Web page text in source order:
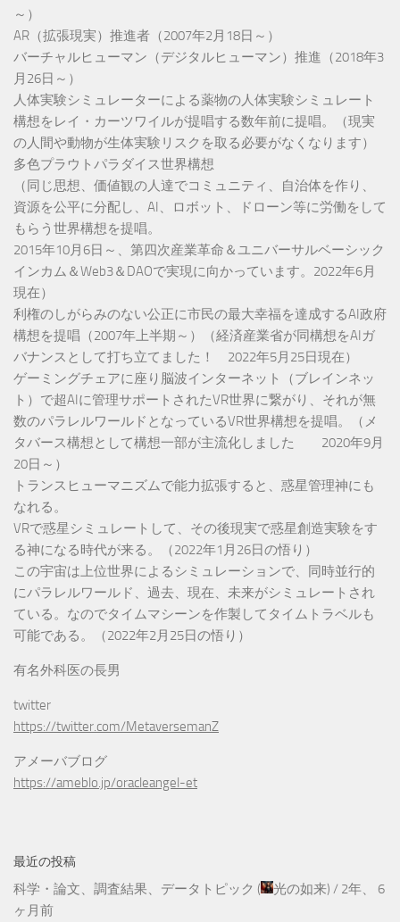
～）
AR（拡張現実）推進者（2007年2月18日～）
バーチャルヒューマン（デジタルヒューマン）推進（2018年3
月26日～）
人体実験シミュレーターによる薬物の人体実験シミュレート
構想をレイ・カーツワイルが提唱する数年前に提唱。（現実
の人間や動物が生体実験リスクを取る必要がなくなります）
多色プラウトパラダイス世界構想
（同じ思想、価値観の人達でコミュニティ、自治体を作り、
資源を公平に分配し、AI、ロボット、ドローン等に労働をして
もらう世界構想を提唱。
2015年10月6日～、第四次産業革命＆ユニバーサルベーシック
インカム＆Web3＆DAOで実現に向かっています。2022年6月
現在）
利権のしがらみのない公正に市民の最大幸福を達成するAI政府
構想を提唱（2007年上半期～）（経済産業省が同構想をAIガ
バナンスとして打ち立てました！ 2022年5月25日現在）
ゲーミングチェアに座り脳波インターネット（ブレインネッ
ト）で超AIに管理サポートされたVR世界に繋がり、それが無
数のパラレルワールドとなっているVR世界構想を提唱。（メ
タバース構想として構想一部が主流化しました 2020年9月
20日～）
トランスヒューマニズムで能力拡張すると、惑星管理神にも
なれる。
VRで惑星シミュレートして、その後現実で惑星創造実験をす
る神になる時代が来る。（2022年1月26日の悟り）
この宇宙は上位世界によるシミュレーションで、同時並行的
にパラレルワールド、過去、現在、未来がシミュレートされ
ている。なのでタイムマシーンを作製してタイムトラベルも
可能である。（2022年2月25日の悟り）
有名外科医の長男
twitter
https://twitter.com/MetaversemanZ
アメーバブログ
https://ameblo.jp/oracleangel-et
最近の投稿
科学・論文、調査結果、データトピック ( 光の如来) / 2年、 6
ヶ月前